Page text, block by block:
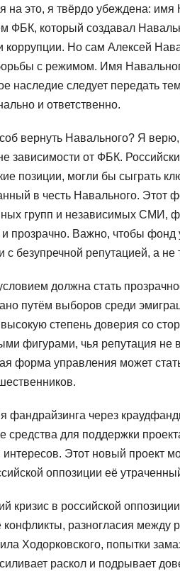
на это, я твёрдо убеждена:
ФБК, который создавал
коррупции. Но сам Алексей
с режимом. Имя
наследие следует передать
и ответственно.
вернуть Навального? Я
зависимости от ФБК.
позиции, могли бы сыграть
в честь Навального. Этот
групп и независимых СМИ,
и прозрачно. Важно, чтобы
с безупречной репутацией, а
должна стать
путём выборов среди
высокую степень доверия со
фигурами, чья репутация
форма управления может
фандрайзинга через
средства для поддержки
интересов. Этот новый проект
оппозиции её
кризис в российской
конфликты, разногласия
Ходорковского, попытки
раскол и подрывает